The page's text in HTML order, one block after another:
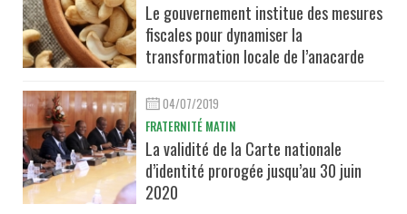
Le gouvernement institue des mesures
fiscales pour dynamiser la
transformation locale de l’anacarde
04/07/2019
FRATERNITÉ MATIN
La validité de la Carte nationale
d’identité prorogée jusqu’au 30 juin
2020